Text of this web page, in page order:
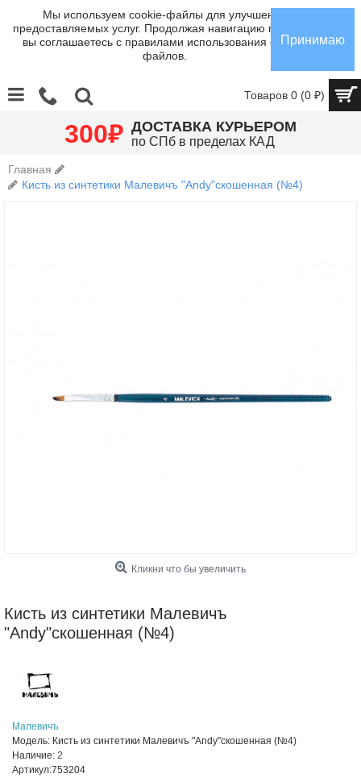
Мы используем cookie-файлы для улучшения
предоставляемых услуг. Продолжая навигацию по сайту,
вы соглашаетесь с правилами использования cookie-
файлов.
Принимаю
Товаров 0 (0 ₽)
300₽ ДОСТАВКА КУРЬЕРОМ
по СПб в пределах КАД
Главная
Кисть из синтетики Малевичъ "Andy"скошенная (№4)
Кликни что бы увеличить
Кисть из синтетики Малевичъ
"Andy"скошенная (№4)
Малевичъ
Модель: Кисть из синтетики Малевичъ "Andy"скошенная (№4)
Наличие: 2
Артикул:753204